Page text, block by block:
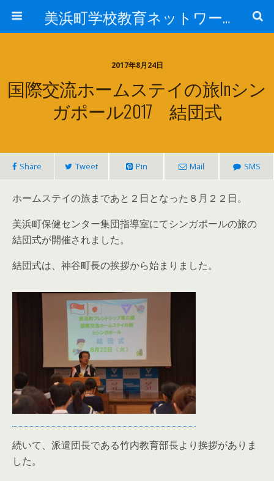
美浜町学校教育ネットワーク
2017年8月24日
国際交流ホームステイの旅inシン
ガポール2017 結団式
Share Tweet Pin Mail SMS
ホームステイの旅まであと２日となった８月２２日。
美浜町保健センター集団指導室にてシンガポールの旅の
結団式が開催されました。
結団式は、神谷町長の挨拶から始まりました。
続いて、派遣団長である竹内教育部長より挨拶がありま
した。